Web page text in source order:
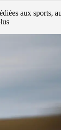
aux sports,